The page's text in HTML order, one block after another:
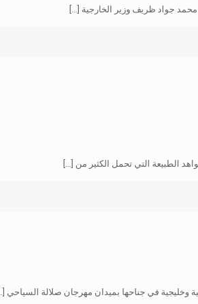
جواد ظريف وزير الخارجية […]
الطبيعة التي تحمل الكثير من […]
في جناحها بميدان مهرجان صلالة السياحي